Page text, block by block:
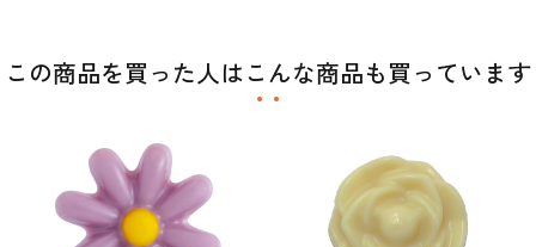
この商品を買った人はこんな商品も買っています